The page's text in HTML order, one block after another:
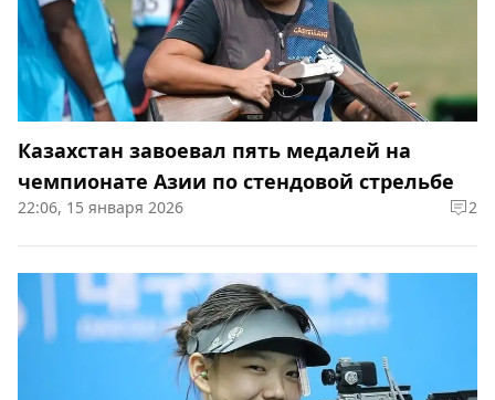
Казахстан завоевал пять медалей на
чемпионате Азии по стендовой стрельбе
22:06, 15 января 2026 2